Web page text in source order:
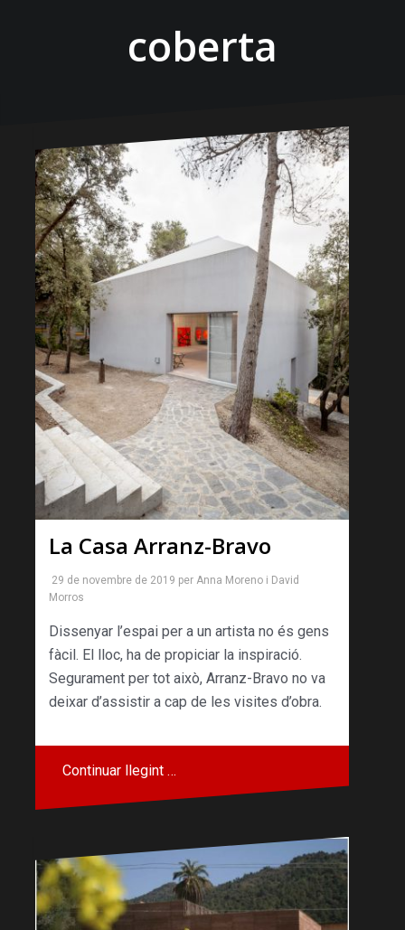
coberta
La Casa Arranz-Bravo
29 de novembre de 2019 per Anna Moreno i David
Morros
Dissenyar l’espai per a un artista no és gens
fàcil. El lloc, ha de propiciar la inspiració.
Segurament per tot això, Arranz-Bravo no va
deixar d’assistir a cap de les visites d’obra.
Continuar llegint …